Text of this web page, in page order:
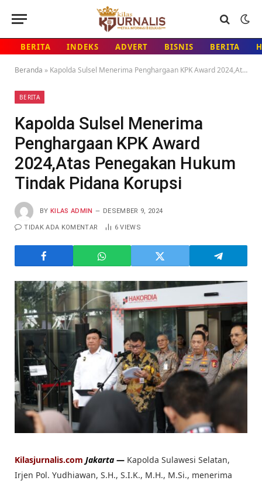
BERITA INDEKS ADVERT BISNIS BERITA
Beranda » Kapolda Sulsel Menerima Penghargaan KPK Award 2024,Atas Penegakan Hukum Tindak Pidana Korupsi
BERITA
Kapolda Sulsel Menerima
Penghargaan KPK Award
2024,Atas Penegakan Hukum
Tindak Pidana Korupsi
BY KILAS ADMIN DESEMBER 9, 2024
TIDAK ADA KOMENTAR 6VIEWS
Kilasjurnalis.com Jakarta — Kapolda Sulawesi Selatan,
Irjen Pol. Yudhiawan, S.H., S.I.K., M.H., M.Si., menerima